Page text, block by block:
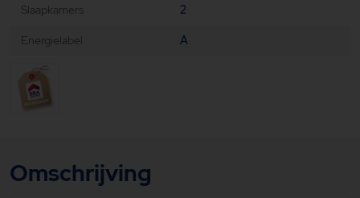
Slaapkamers 2
Energielabel A
Omschrijving